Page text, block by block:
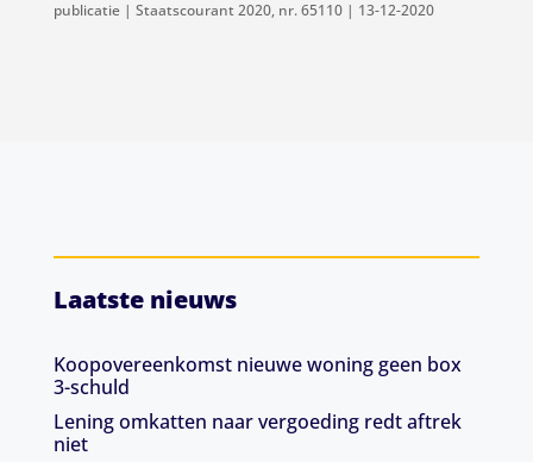
publicatie | Staatscourant 2020, nr. 65110 | 13-12-2020
Laatste nieuws
Koopovereenkomst nieuwe woning geen box
3-schuld
Lening omkatten naar vergoeding redt aftrek
niet